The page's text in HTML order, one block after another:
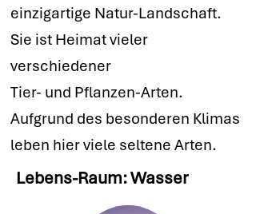
einzigartige Natur-Landschaft.
Sie ist Heimat vieler
verschiedener
Tier- und Pflanzen-Arten.
Aufgrund des besonderen Klimas
leben hier viele seltene Arten.
Lebens-Raum: Wasser